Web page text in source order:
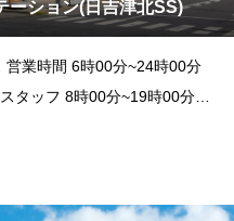
ーション(日吉津北SS)